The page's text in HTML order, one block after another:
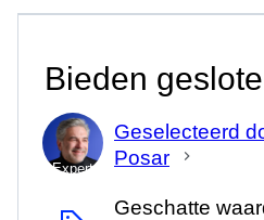
Bieden
Expert
Geselecteerd
Posar
Geschatte